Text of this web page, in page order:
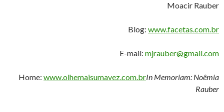
Moacir Rauber
Blog: www.facetas.com.br
E-mail: mjrauber@gmail.com
Home: www.olhemaisumavez.com.brIn Memoriam: Noêmia
Rauber